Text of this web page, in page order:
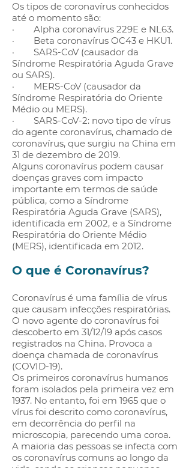
Os tipos de coronavírus conhecidos
até o momento são:
· Alpha coronavírus 229E e NL63.
· Beta coronavírus OC43 e HKU1.
· SARS-CoV (causador da
Síndrome Respiratória Aguda Grave
ou SARS).
· MERS-CoV (causador da
Síndrome Respiratória do Oriente
Médio ou MERS).
· SARS-CoV-2: novo tipo de vírus
do agente coronavírus, chamado de
coronavírus, que surgiu na China em
31 de dezembro de 2019.
Alguns coronavírus podem causar
doenças graves com impacto
importante em termos de saúde
pública, como a Síndrome
Respiratória Aguda Grave (SARS),
identificada em 2002, e a Síndrome
Respiratória do Oriente Médio
(MERS), identificada em 2012.
O que é Coronavírus?
Coronavírus é uma família de vírus
que causam infecções respiratórias.
O novo agente do coronavírus foi
descoberto em 31/12/19 após casos
registrados na China. Provoca a
doença chamada de coronavírus
(COVID-19).
Os primeiros coronavírus humanos
foram isolados pela primeira vez em
1937. No entanto, foi em 1965 que o
vírus foi descrito como coronavírus,
em decorrência do perfil na
microscopia, parecendo uma coroa.
A maioria das pessoas se infecta com
os coronavírus comuns ao longo da